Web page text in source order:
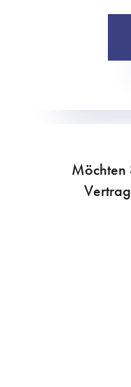
Möchten